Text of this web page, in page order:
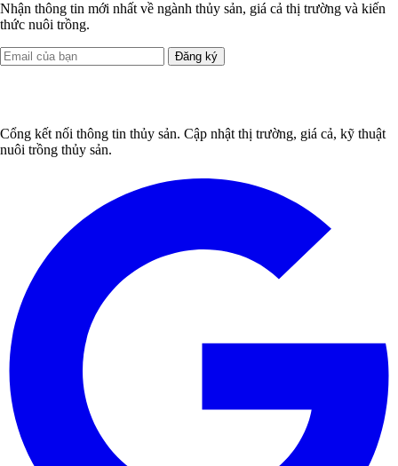
Nhận thông tin mới nhất về ngành thủy sản, giá cả thị trường và kiến
thức nuôi trồng.
Đăng ký
Cổng kết nối thông tin thủy sản. Cập nhật thị trường, giá cả, kỹ thuật
nuôi trồng thủy sản.